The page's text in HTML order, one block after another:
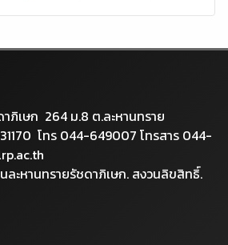
าภิเษก 264 ม.8 ต.ละหานทราย
โทร 044-649007 โทรสาร 044-
ละหานทรายรัชดาภิเษก. สงวนลิขสิทธิ์.